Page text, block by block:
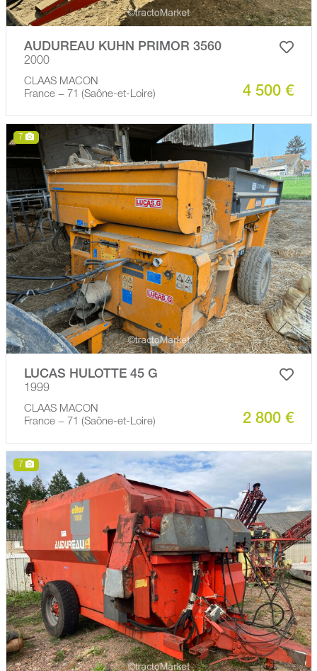
AUDUREAU KUHN PRIMOR 3560
2000
CLAAS MACON
France − 71 (Saône-et-Loire)
4 500 €
7
LUCAS HULOTTE 45 G
1999
CLAAS MACON
France − 71 (Saône-et-Loire)
2 800 €
7